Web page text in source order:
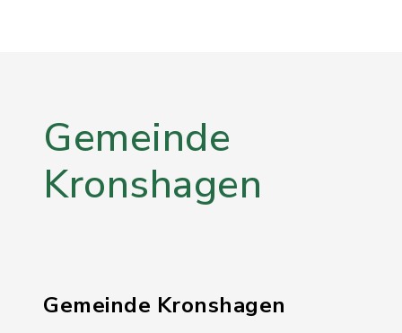
Gemeinde
Kronshagen
Gemeinde Kronshagen